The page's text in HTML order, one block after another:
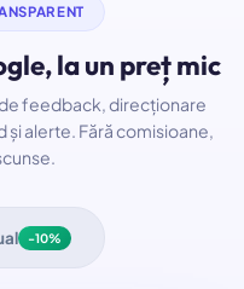
la un preț mic
feedback, direcționare
alerte. Fără comisioane,
-10%